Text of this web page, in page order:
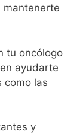
mantenerte
tu oncólogo
ayudarte
como las
y